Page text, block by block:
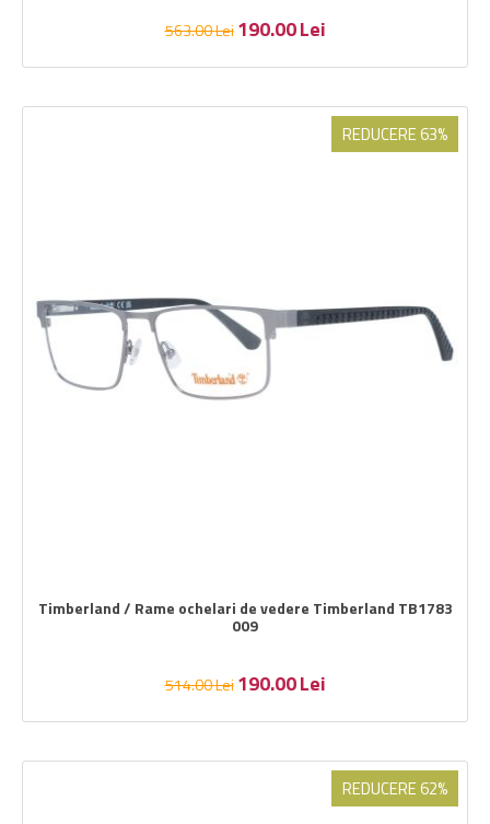
563.00Lei 190.00Lei
REDUCERE 63%
Timberland / Rame ochelari de vedere Timberland TB1783
009
514.00Lei 190.00Lei
REDUCERE 62%